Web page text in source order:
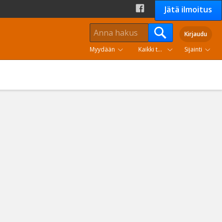
Jätä ilmoitus
Kirjaudu
Myydään
Kaikki tuoteryhmät Sijainti